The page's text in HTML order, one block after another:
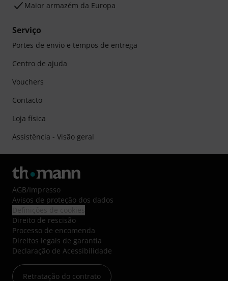
Maior armazém da Europa
Serviço
Portes de envio e tempos de entrega
Centro de ajuda
Vouchers
Contacto
Loja física
Assistência - Visão geral
AGB/Impresso
Avisos de proteção dos dados
Direito de rescisão
Processo de encomenda
Direitos legais de garantia
Declaração de Acessibilidade
Retratação do contrato